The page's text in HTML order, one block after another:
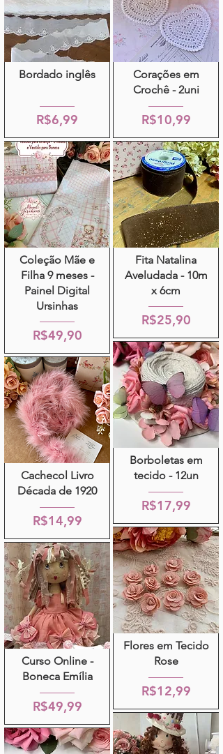
Bordado inglês
R$6,99
Coleção Mãe e
Filha 9 meses -
Painel Digital
Ursinhas
R$49,90
Cachecol Livro
Década de 1920
R$14,99
Curso Online -
Boneca Emília
R$49,99
Corações em
Crochê - 2uni
R$10,99
Fita Natalina
Aveludada - 10m
x 6cm
R$25,90
Borboletas em
tecido - 12un
R$17,99
Flores em Tecido
Rose
R$12,99